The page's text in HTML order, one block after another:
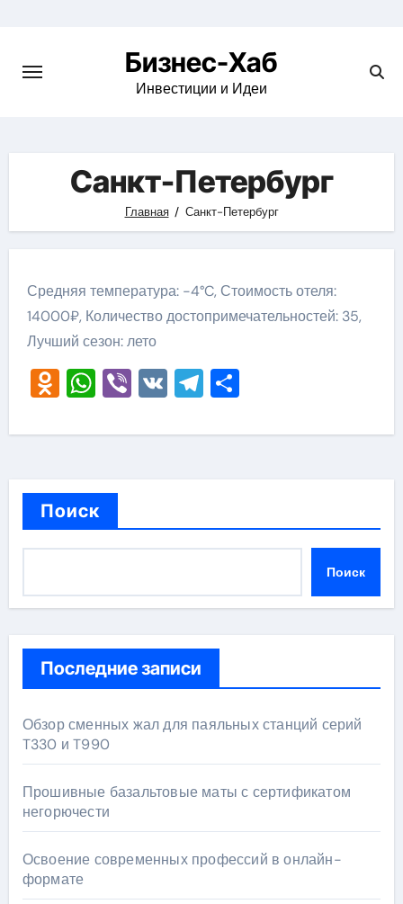
content
Бизнес-Хаб
Инвестиции и Идеи
Санкт-Петербург
Главная Санкт-Петербург
Средняя температура: -4°C, Стоимость отеля:
14000₽, Количество достопримечательностей: 35,
Лучший сезон: лето
Odnoklassniki
WhatsApp
Viber
VKTelegram
Отправить
Поиск
Поиск
Последние записи
Обзор сменных жал для паяльных станций серий
T330 и T990
Прошивные базальтовые маты с сертификатом
негорючести
Освоение современных профессий в онлайн-
формате